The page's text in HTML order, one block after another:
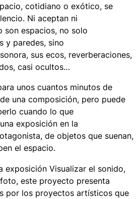
cotidiano o exótico, se
Ni aceptan ni
son espacios, no solo
y paredes, sino
sus ecos, reverberaciones,
casi ocultos…
unos cuantos minutos de
una composición, pero puede
cuando lo que
exposición en la
de objetos que suenan,
el espacio.
exposición Visualizar el sonido,
este proyecto presenta
por los proyectos artísticos que